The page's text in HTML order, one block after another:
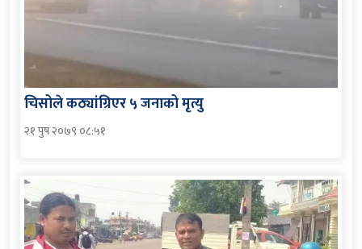
चिसोले कठ्यांग्रिएर ५ जनाको मृत्यु
२१ पुष २०७९ ०८:५१